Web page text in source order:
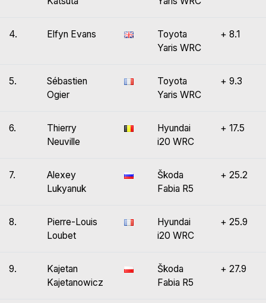
4. Elfyn Evans
Toyota
Yaris WRC
+ 8.1
5.
Sébastien
Ogier
Toyota
Yaris WRC
+ 9.3
6.
Thierry
Neuville
Hyundai
i20 WRC
+ 17.5
7.
Alexey
Lukyanuk
Škoda
Fabia R5
+ 25.2
8.
Pierre-Louis
Loubet
Hyundai
i20 WRC
+ 25.9
9.
Kajetan
Kajetanowicz
Škoda
Fabia R5
+ 27.9